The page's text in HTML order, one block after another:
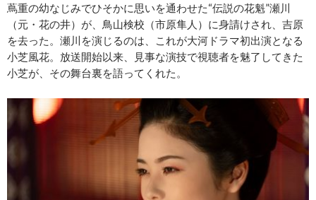
蔦重の幼なじみでひそかに思いを通わせた“伝説の花魁”瀬川
（元・花の井）が、鳥山検校（市原隼人）に身請けされ、吉原
を去った。瀬川を演じるのは、これが大河ドラマ初出演となる
小芝風花。放送開始以来、見事な演技で視聴者を魅了してきた
小芝が、その舞台裏を語ってくれた。